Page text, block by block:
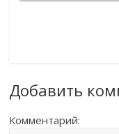
Добавить
Комментарий: